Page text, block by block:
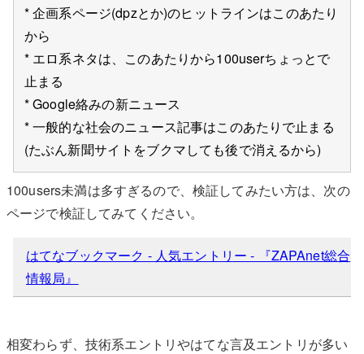
* 企画系ページ(dpzとか)のヒットラインはこのあたり
から
* エロ系ネタは、このあたりから100userちょっとで
止まる
* Google絡みの新ニュース
* 一般的な社会のニュース記事はこのあたりで止まる
(たぶん新聞サイトをブクマしても後で消えるから)
100users未満は多すぎるので、検証してみたい方は、次の
ページで検証してみてください。
はてなブックマーク - 人気エントリー - 『ZAPAnet総合
情報局』
相変わらず、技術系エントリやはてな言及エントリが多い